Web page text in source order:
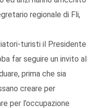
regionale di Fli,
turisti il Presidente
far seguire un invito al
prima che sia
creare per
per l’occupazione